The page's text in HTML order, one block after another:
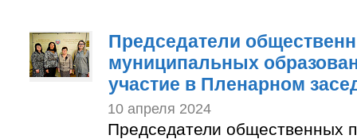
Председатели
муниципальных
участие в Пленарном
10 апреля 2024
Председатели общественных